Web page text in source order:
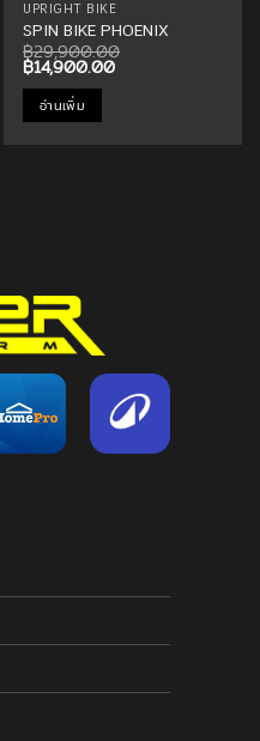
UPRIGHT BIKE
SPIN BIKE PHOENIX
฿29,900.00
Original
price
was:
฿29,900.00.
฿14,900.00Current
อ่านเพิ่ม